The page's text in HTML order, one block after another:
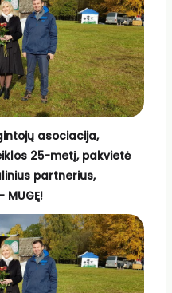
asociacija,
25-metį, pakvietė
partnerius,
MUGĘ!